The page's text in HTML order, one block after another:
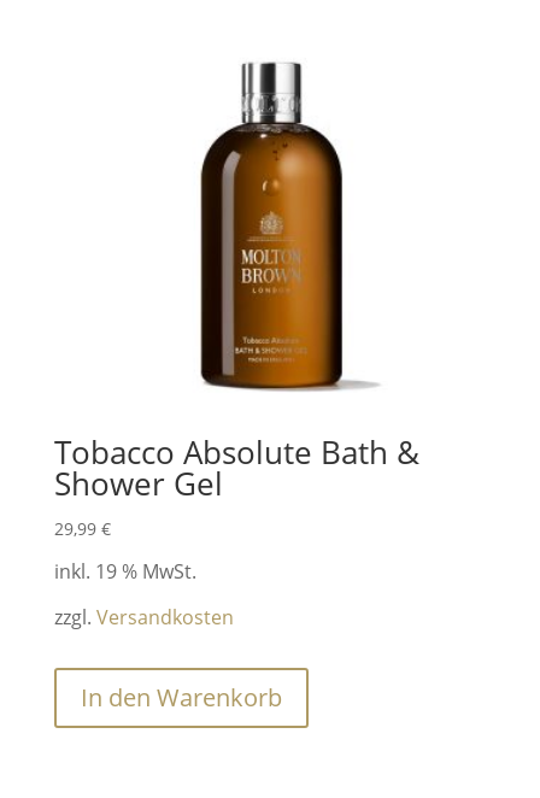
Tobacco Absolute Bath &
Shower Gel
29,99 €
inkl. 19 % MwSt.
zzgl. Versandkosten
In den Warenkorb